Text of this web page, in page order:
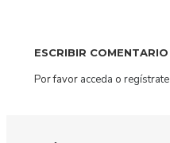
ESCRIBIR COMENTARIO
Por favor acceda o regístrate